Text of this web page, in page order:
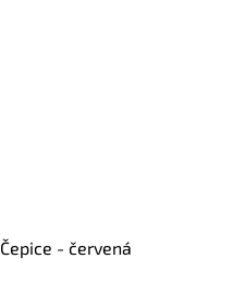
Čepice - červená